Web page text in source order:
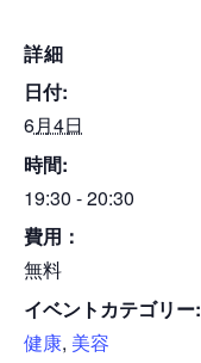
詳細
日付:
6月4日
時間:
19:30 - 20:30
費用：
無料
イベントカテゴリー:
健康, 美容